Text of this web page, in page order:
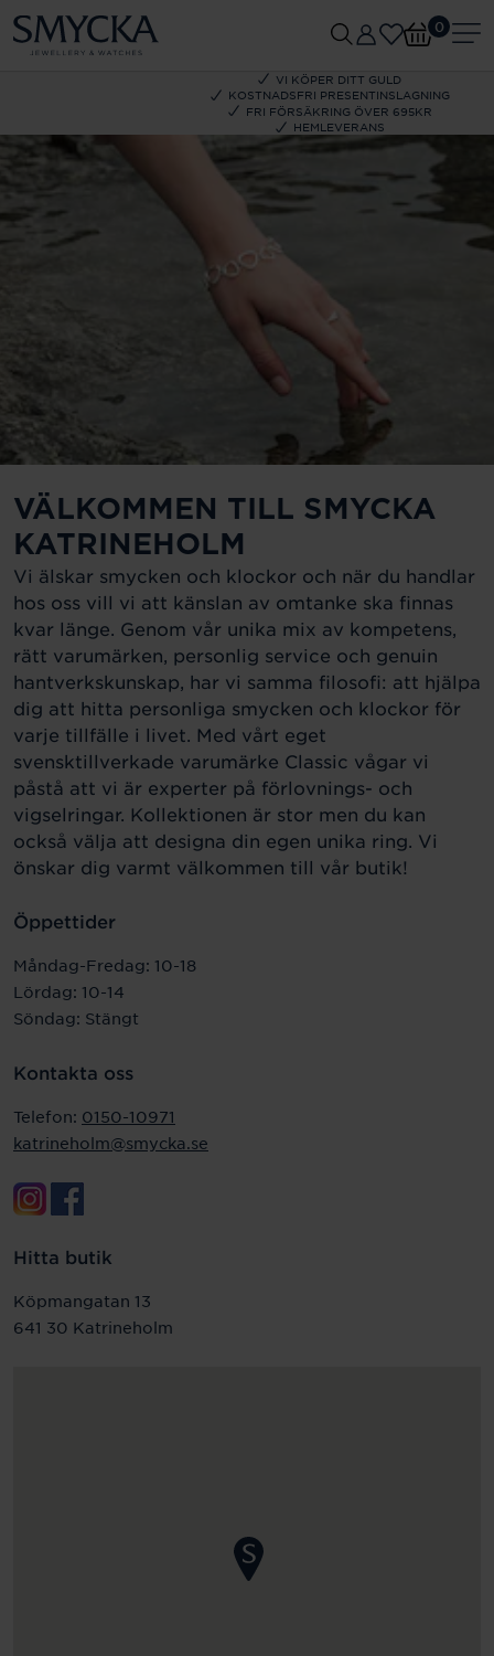
VI KÖPER DITT GULD
KOSTNADSFRI PRESENTINSLAGNING
FRI FÖRSÄKRING ÖVER 695KR
HEMLEVERANS
0
VÄLKOMMEN TILL SMYCKA
KATRINEHOLM
Vi älskar smycken och klockor och när du handlar
hos oss vill vi att känslan av omtanke ska finnas
kvar länge. Genom vår unika mix av kompetens,
rätt varumärken, personlig service och genuin
hantverkskunskap, har vi samma filosofi: att hjälpa
dig att hitta personliga smycken och klockor för
varje tillfälle i livet. Med vårt eget
svensktillverkade varumärke Classic vågar vi
påstå att vi är experter på förlovnings- och
vigselringar. Kollektionen är stor men du kan
också välja att designa din egen unika ring. Vi
önskar dig varmt välkommen till vår butik!
Öppettider
Måndag-Fredag: 10-18
Lördag: 10-14
Söndag: Stängt
Kontakta oss
Telefon: 0150-10971
katrineholm@smycka.se
Hitta butik
Köpmangatan 13
641 30 Katrineholm